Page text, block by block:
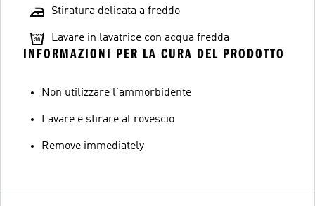
Stiratura delicata a freddo
Lavare in lavatrice con acqua fredda
INFORMAZIONI PER LA CURA DEL PRODOTTO
Non utilizzare l'ammorbidente
Lavare e stirare al rovescio
Remove immediately